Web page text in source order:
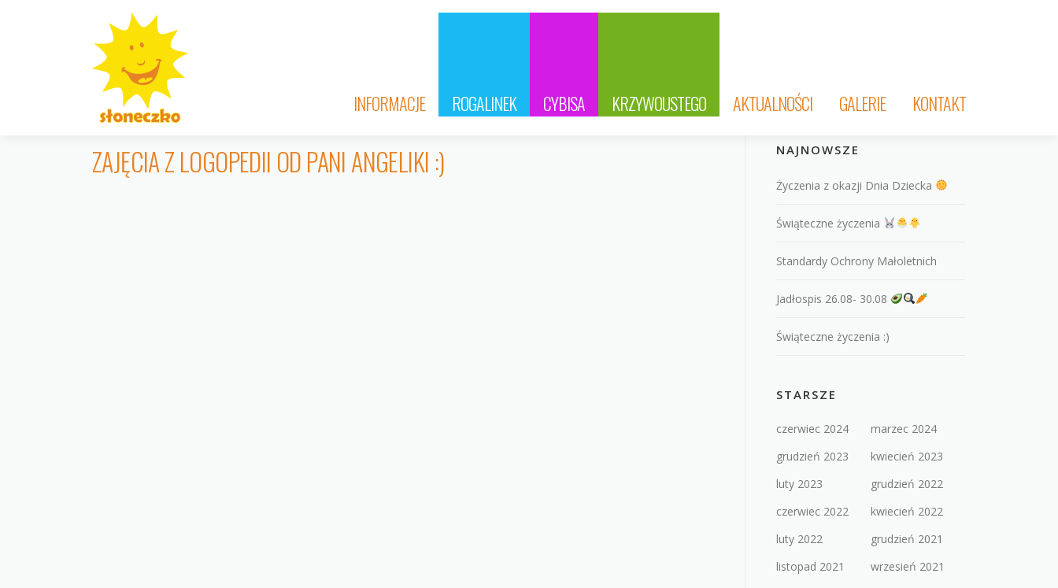
INFORMACJE ROGALINEK CYBISA KRZYWOUSTEGO AKTUALNOŚCI GALERIE KONTAKT
ZAJĘCIA Z LOGOPEDII OD PANI ANGELIKI :) NAJNOWSZE
Życzenia z okazji Dnia Dziecka
Świąteczne życzenia
Standardy Ochrony Małoletnich
Jadłospis 26.08- 30.08
Świąteczne życzenia :)
STARSZE
czerwiec 2024
marzec 2024
grudzień 2023
kwiecień 2023
luty 2023
grudzień 2022
czerwiec 2022
kwiecień 2022
luty 2022
grudzień 2021
listopad 2021
wrzesień 2021